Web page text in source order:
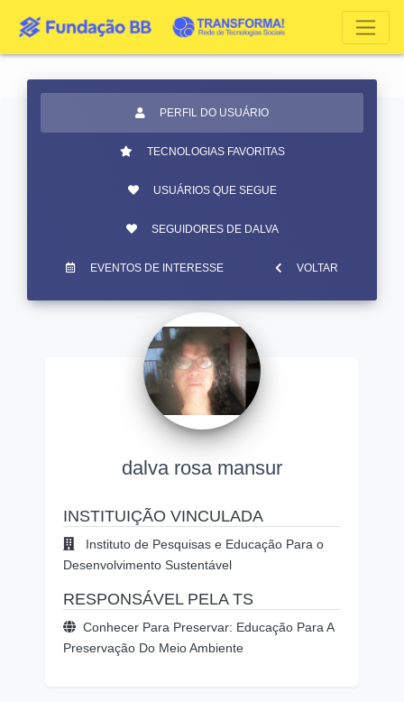
PERFIL DO USUÁRIO
TECNOLOGIAS FAVORITAS
USUÁRIOS QUE SEGUE
SEGUIDORES DE DALVA
EVENTOS DE INTERESSE VOLTAR
dalva rosa mansur
INSTITUIÇÃO VINCULADA
Instituto de Pesquisas e Educação Para o
Desenvolvimento Sustentável
RESPONSÁVEL PELA TS
Conhecer Para Preservar: Educação Para A
Preservação Do Meio Ambiente